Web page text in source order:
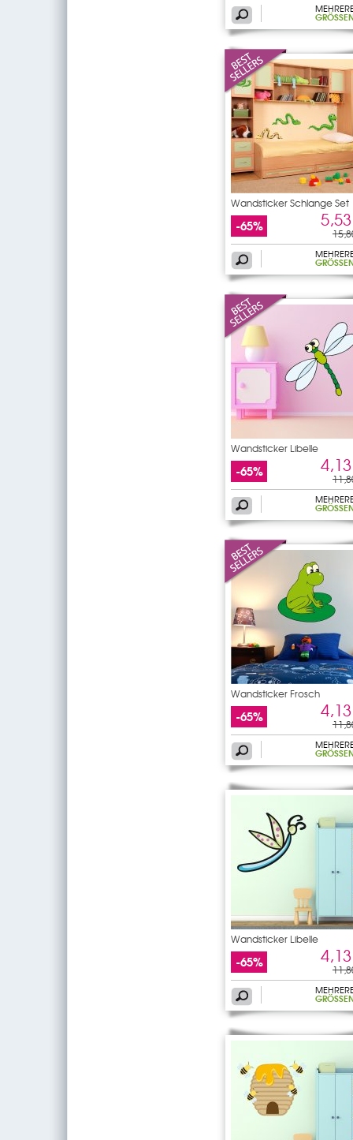
GRÖSSEN
Wandsticker Schlange Set
-65%
GRÖSSEN
Wandsticker Libelle
-65%
GRÖSSEN
Wandsticker Frosch
-65%
GRÖSSEN
Wandsticker Libelle
-65%
GRÖSSEN